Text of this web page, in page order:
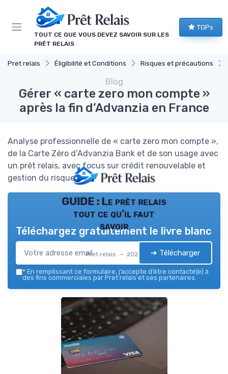
TOUT CE QUE VOUS DEVEZ SAVOIR SUR LES
PRÊT RELAIS
TOPs
Pret relais Éligibilité et Conditions Risques et précautions
Blog
Gérer « carte zero mon compte »
après la fin d’Advanzia en France
Analyse professionnelle de « carte zero mon compte »,
de la Carte Zéro d’Advanzia Bank et de son usage avec
un prêt relais, avec focus sur crédit renouvelable et
gestion du risque.
GUIDE : Le prêt relais
tout ce qu'il faut
savoir
Pret relais — 2026
Téléchargez gratuitement le livre blanc
➔ Télécharger
* En remplissant ce formulaire, j’accepte d’être contacté(e) à
des fins commerciales par Pret relais et ses partenaires.
Panneau de gestion des cookies